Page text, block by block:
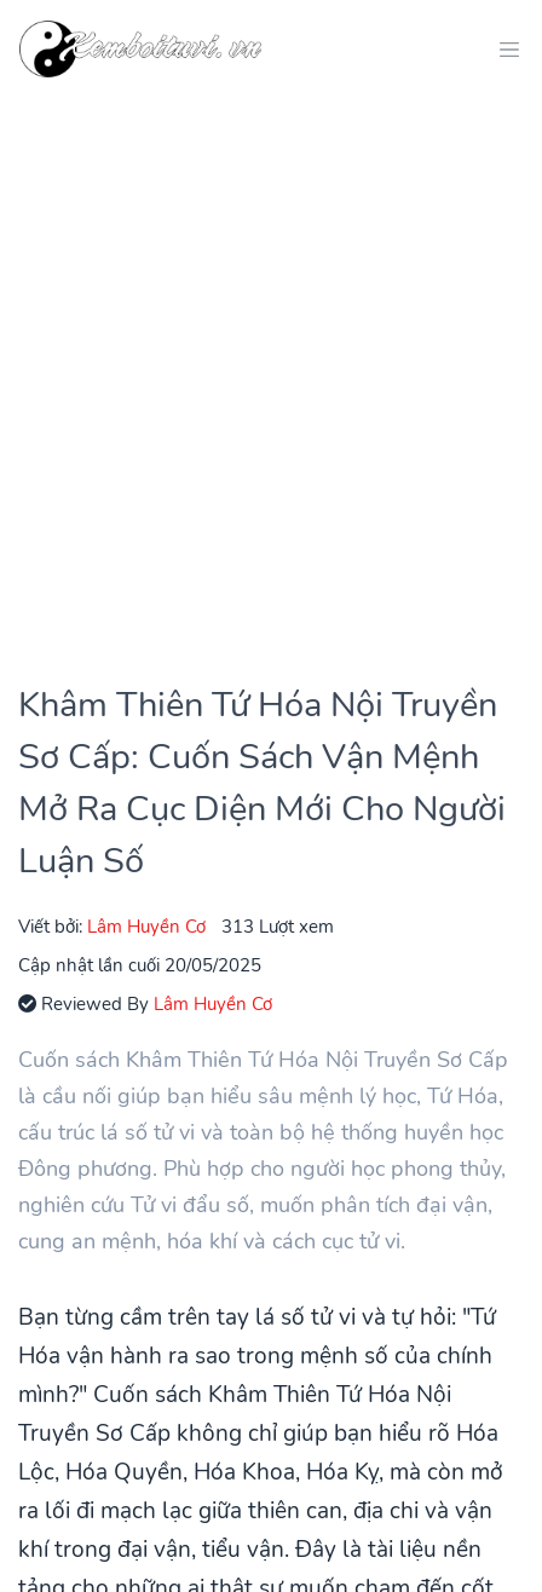
Khâm Thiên Tứ Hóa Nội Truyền
Sơ Cấp: Cuốn Sách Vận Mệnh
Mở Ra Cục Diện Mới Cho Người
Luận Số
Viết bởi: Lâm Huyền Cơ
313 Lượt xem
Cập nhật lần cuối 20/05/2025
Reviewed By Lâm Huyền Cơ
Cuốn sách Khâm Thiên Tứ Hóa Nội Truyền Sơ Cấp
là cầu nối giúp bạn hiểu sâu mệnh lý học, Tứ Hóa,
cấu trúc lá số tử vi và toàn bộ hệ thống huyền học
Đông phương. Phù hợp cho người học phong thủy,
nghiên cứu Tử vi đẩu số, muốn phân tích đại vận,
cung an mệnh, hóa khí và cách cục tử vi.
Bạn từng cầm trên tay lá số tử vi và tự hỏi: "Tứ
Hóa vận hành ra sao trong mệnh số của chính
mình?" Cuốn sách Khâm Thiên Tứ Hóa Nội
Truyền Sơ Cấp không chỉ giúp bạn hiểu rõ Hóa
Lộc, Hóa Quyền, Hóa Khoa, Hóa Kỵ, mà còn mở
ra lối đi mạch lạc giữa thiên can, địa chi và vận
khí trong đại vận, tiểu vận. Đây là tài liệu nền